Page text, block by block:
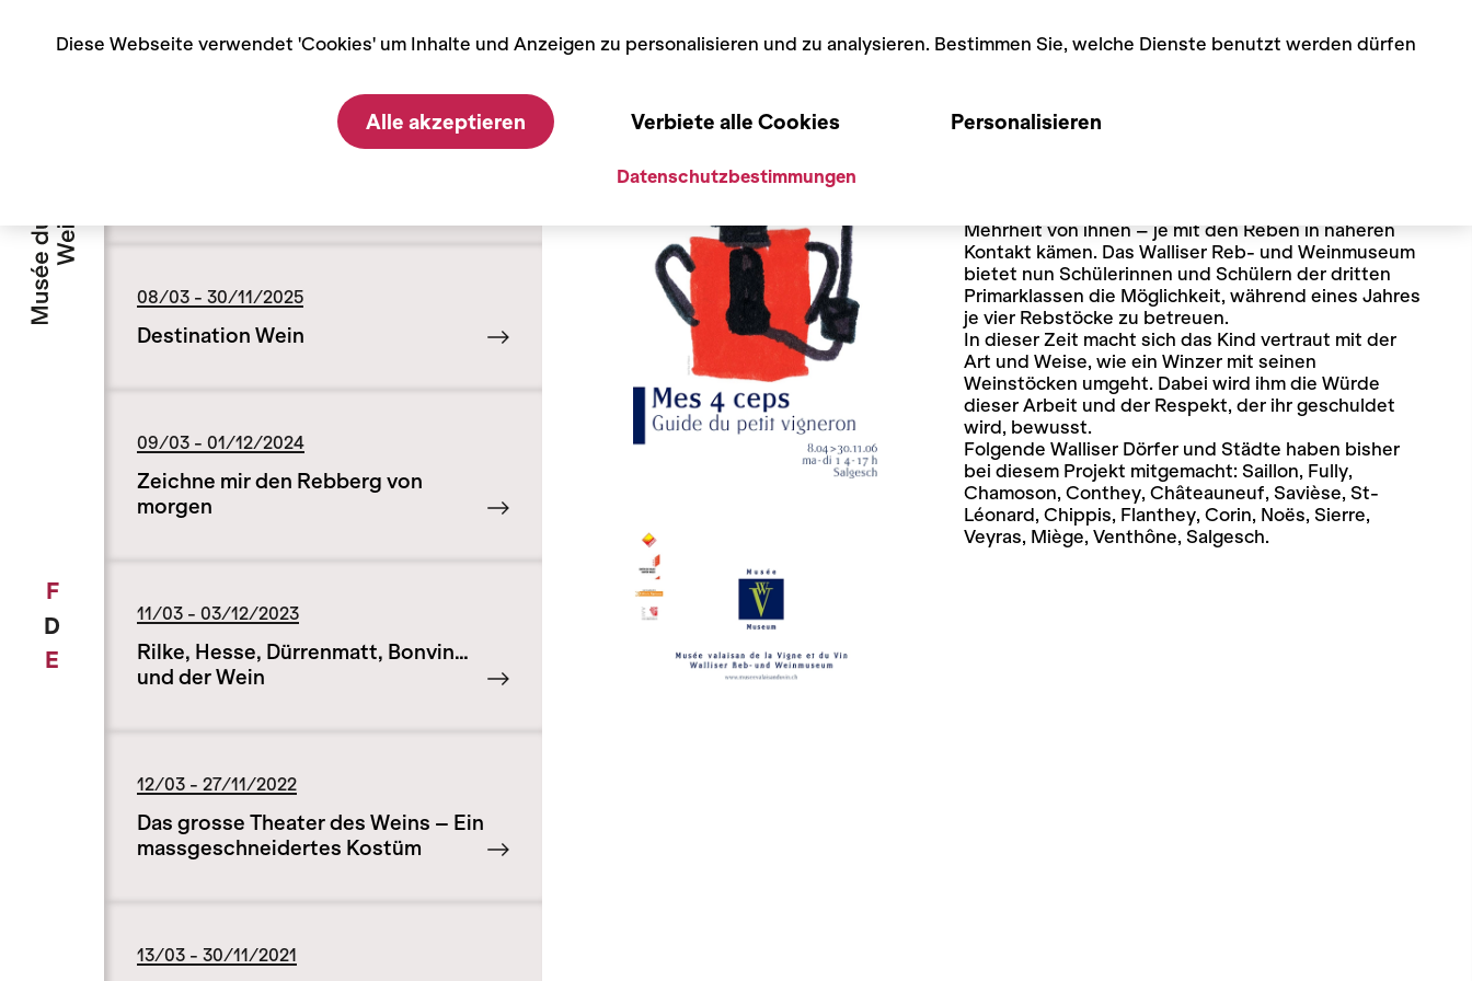
F
D
E
Vergangene Ausstellungen
08/03 - 30/11/2025
Destination Wein
09/03 - 01/12/2024
Zeichne mir den Rebberg von
morgen
11/03 - 03/12/2023
Rilke, Hesse, Dürrenmatt, Bonvin…
und der Wein
12/03 - 27/11/2022
Das grosse Theater des Weins – Ein
massgeschneidertes Kostüm
13/03 - 30/11/2021
In Erwartung meiner vier Rebstöcke
Mehrheit von ihnen – je mit den Reben in näheren
Kontakt kämen. Das Walliser Reb- und Weinmuseum
bietet nun Schülerinnen und Schülern der dritten
Primarklassen die Möglichkeit, während eines Jahres
je vier Rebstöcke zu betreuen.
In dieser Zeit macht sich das Kind vertraut mit der
Art und Weise, wie ein Winzer mit seinen
Weinstöcken umgeht. Dabei wird ihm die Würde
dieser Arbeit und der Respekt, der ihr geschuldet
wird, bewusst.
Folgende Walliser Dörfer und Städte haben bisher
bei diesem Projekt mitgemacht: Saillon, Fully,
Chamoson, Conthey, Châteauneuf, Savièse, St-
Léonard, Chippis, Flanthey, Corin, Noës, Sierre,
Veyras, Miège, Venthône, Salgesch.
Diese Webseite verwendet 'Cookies' um Inhalte und Anzeigen zu personalisieren und zu analysieren. Bestimmen Sie, welche Dienste benutzt werden dürfen
Alle akzeptieren Verbiete alle Cookies Personalisieren
Datenschutzbestimmungen